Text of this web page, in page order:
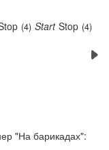
Start Stop (4)
(4)
"На барикадах":